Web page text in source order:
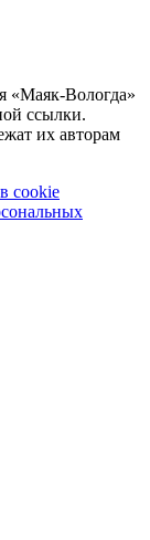
«Маяк-Вологда»
ссылки.
их авторам
cookie